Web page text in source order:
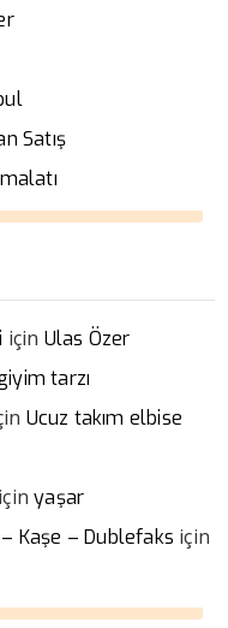
Satış
için Ulas Özer
tarzı
Ucuz takım elbise
içinyaşar
Kaşe – Dublefaks için